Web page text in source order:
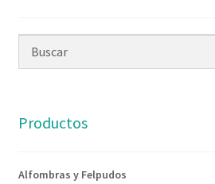
Productos
Alfombras y Felpudos